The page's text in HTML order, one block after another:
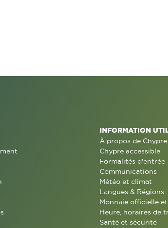
INFORMATION
À propos de Chypre
Chypre accessible
Formalités d'entrée
Communications
Météo et climat
Langues & Régions
Monnaie officielle
Heure, horaires de
Santé et sécurité